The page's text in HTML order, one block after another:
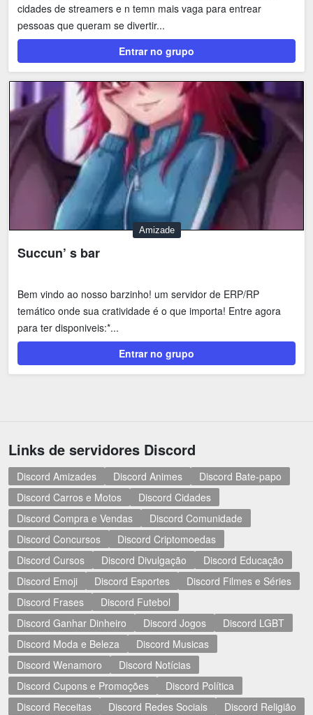
cidades de streamers e n temn mais vaga para entrear
pessoas que queram se divertir...
Entrar no grupo
Amizade
Succun’ s bar
Bem vindo ao nosso barzinho! um servidor de ERP/RP
temático onde sua cratividade é o que importa! Entre agora
para ter disponiveis:*...
Entrar no grupo
Links de servidores Discord
Discord Amizades Discord Animes
Discord Bate-papo
Discord Carros e Motos
Discord Cidades
Discord Compra e Vendas
Discord Comunidade
Discord Concursos
Discord Criptomoedas
Discord Cursos
Discord Divulgação
Discord Educação
Discord Emoji
Discord Esportes
Discord Filmes e Séries
Discord Frases
Discord Futebol
Discord Ganhar Dinheiro
Discord Jogos
Discord LGBT
Discord Moda e Beleza
Discord Musicas
Discord Wenamoro
Discord Notícias
Discord Cupons e Promoções
Discord Política
Discord Receitas
Discord Redes Sociais
Discord Religião